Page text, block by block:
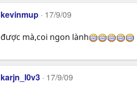
kevinmup 17/9/09
được mà,coi ngon lành
karjn_l0v3 17/9/09